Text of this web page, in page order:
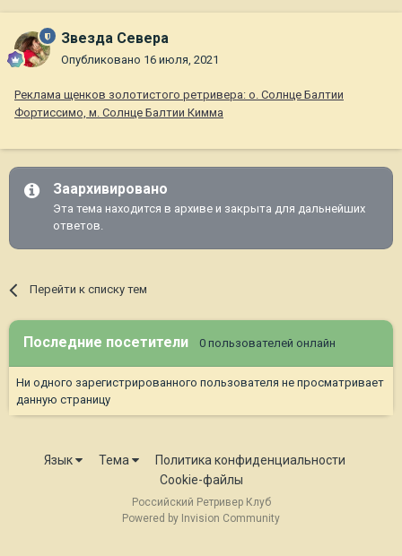
Звезда Севера
Опубликовано 16 июля, 2021
Реклама щенков золотистого ретривера: о. Солнце Балтии
Фортиссимо, м. Солнце Балтии Кимма
Заархивировано
Эта тема находится в архиве и закрыта для дальнейших
ответов.
Перейти к списку тем
Последние посетители 0 пользователей онлайн
Ни одного зарегистрированного пользователя не просматривает
данную страницу
Язык Тема
Политика конфиденциальности
Cookie-файлы
Российский Ретривер Клуб
Powered by Invision Community